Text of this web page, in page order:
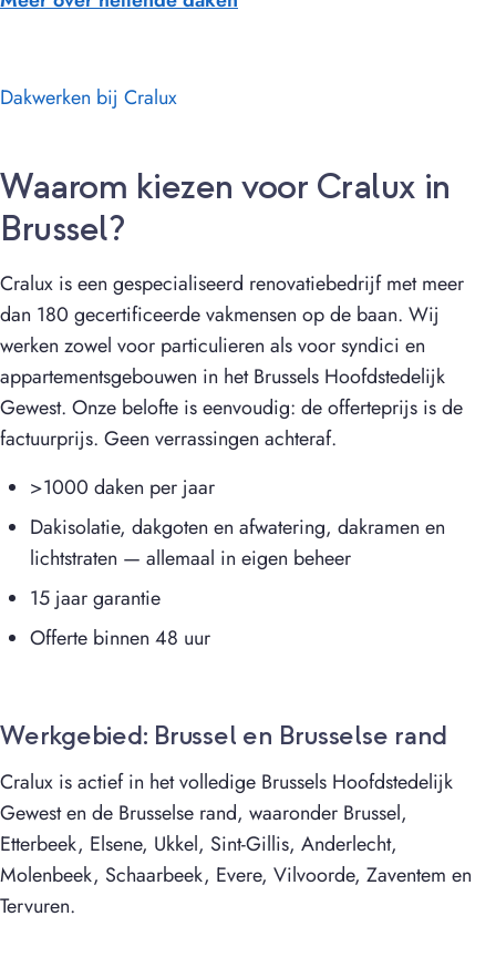
Dakwerken bij Cralux
Waarom kiezen voor Cralux in
Brussel?
Cralux is een gespecialiseerd renovatiebedrijf met meer
dan 180 gecertificeerde vakmensen op de baan. Wij
werken zowel voor particulieren als voor syndici en
appartementsgebouwen in het Brussels Hoofdstedelijk
Gewest. Onze belofte is eenvoudig: de offerteprijs is de
factuurprijs. Geen verrassingen achteraf.
>1000 daken per jaar
Dakisolatie, dakgoten en afwatering, dakramen en
lichtstraten — allemaal in eigen beheer
15 jaar garantie
Offerte binnen 48 uur
Werkgebied: Brussel en Brusselse rand
Cralux is actief in het volledige Brussels Hoofdstedelijk
Gewest en de Brusselse rand, waaronder Brussel,
Etterbeek, Elsene, Ukkel, Sint-Gillis, Anderlecht,
Molenbeek, Schaarbeek, Evere, Vilvoorde, Zaventem en
Tervuren.